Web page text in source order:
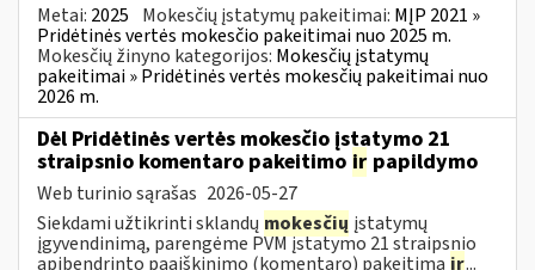
Metai: 2025 Mokesčių įstatymų pakeitimai: MĮP 2021 »
Pridėtinės vertės mokesčio pakeitimai nuo 2025 m.
Mokesčių žinyno kategorijos: Mokesčių įstatymų
pakeitimai » Pridėtinės vertės mokesčių pakeitimai nuo
2026 m.
Dėl Pridėtinės vertės mokesčio įstatymo 21
straipsnio komentaro pakeitimo ir papildymo
Web turinio sąrašas 2026-05-27
Siekdami užtikrinti sklandų mokesčių įstatymų
įgyvendinimą, parengėme PVM įstatymo 21 straipsnio
apibendrinto paaiškinimo (komentaro) pakeitimą ir...